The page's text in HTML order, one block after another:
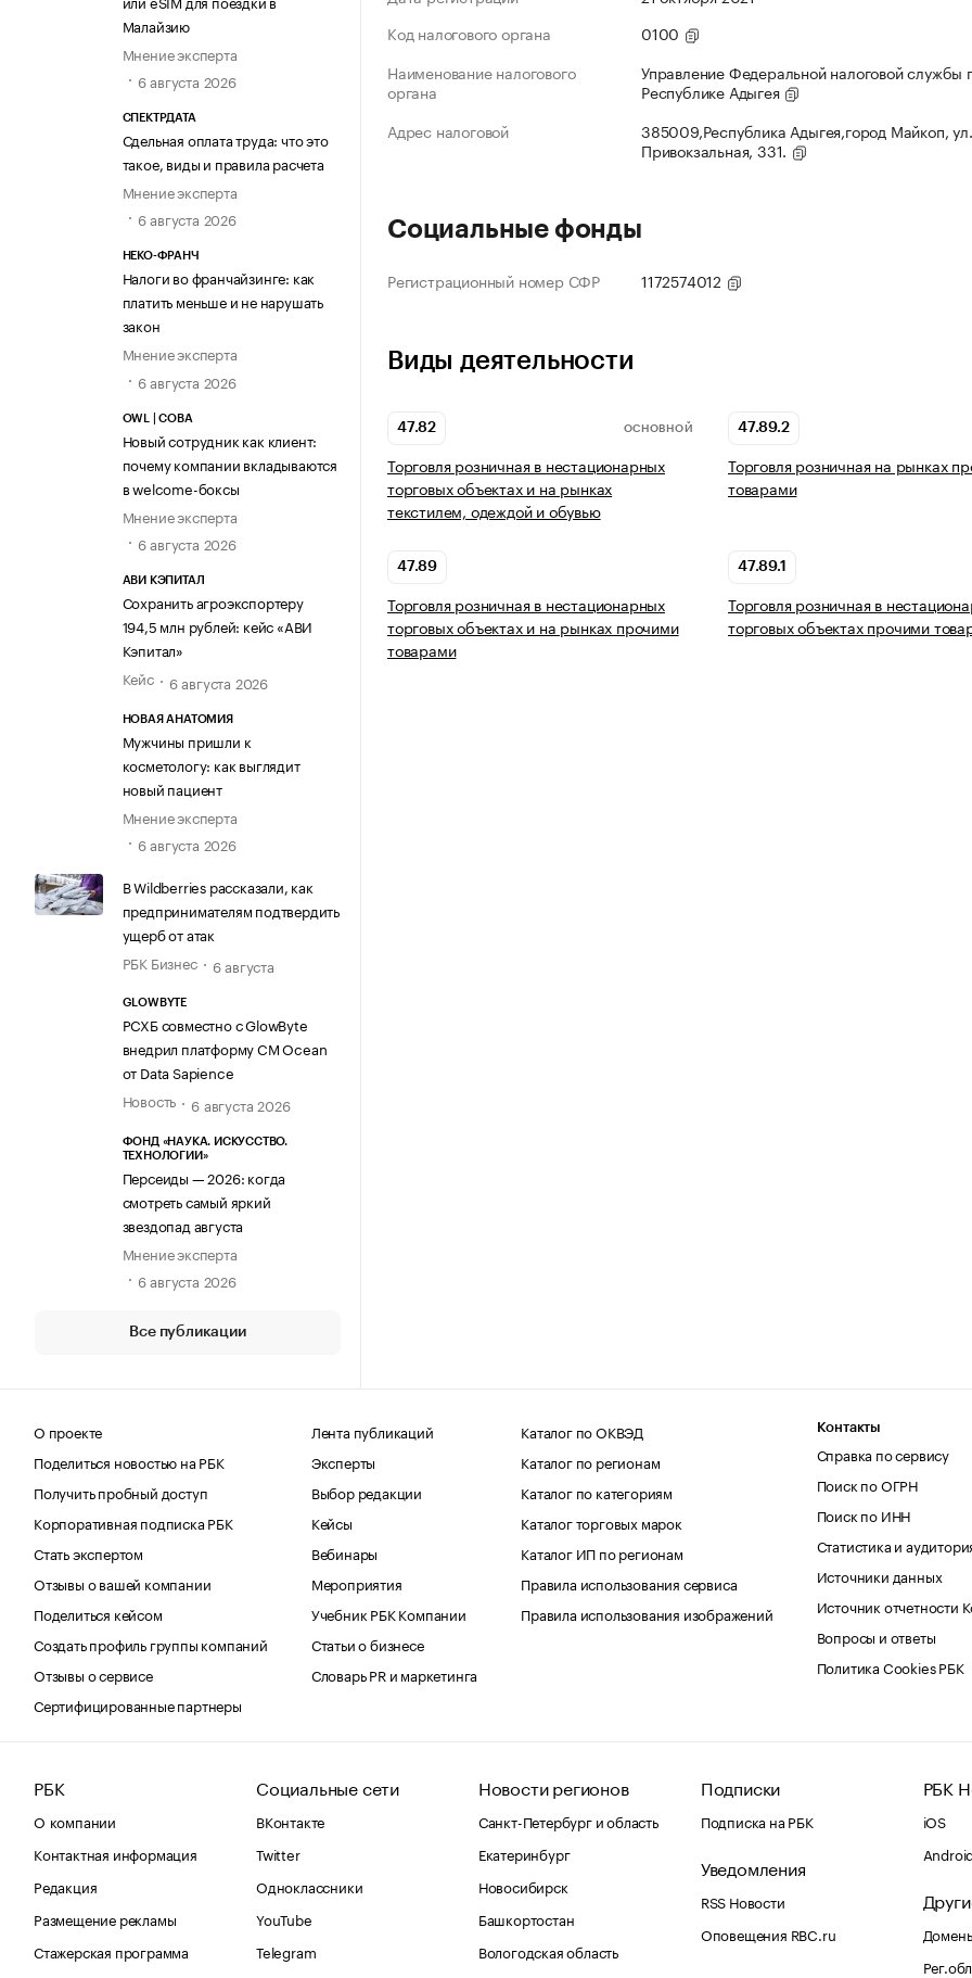
Малайзию
Мнение эксперта
6 августа 2026
СПЕКТРДАТА
Сдельная оплата труда: что это
такое, виды и правила расчета
Мнение эксперта
6 августа 2026
НЕКО-ФРАНЧ
Налоги во франчайзинге: как
платить меньше и не нарушать
закон
Мнение эксперта
6 августа 2026
OWL | СОВА
Новый сотрудник как клиент:
почему компании вкладываются
в welcome-боксы
Мнение эксперта
6 августа 2026
АВИ КЭПИТАЛ
Сохранить агроэкспортеру
194,5 млн рублей: кейс «АВИ
Кэпитал»
Кейс
6 августа 2026
НОВАЯ АНАТОМИЯ
Мужчины пришли к
косметологу: как выглядит
новый пациент
Мнение эксперта
6 августа 2026
В Wildberries рассказали, как
предпринимателям подтвердить
ущерб от атак
РБК Бизнес
6 августа
GLOWBYTE
РСХБ совместно с GlowByte
внедрил платформу CM Ocean
от Data Sapience
Новость
6 августа 2026
ФОНД «НАУКА. ИСКУССТВО.
ТЕХНОЛОГИИ»
Персеиды — 2026: когда
смотреть самый яркий
звездопад августа
Мнение эксперта
6 августа 2026
Все публикации
Код налогового органа
0100
Наименование налогового
органа
Управление Федеральной налоговой службы
Республике Адыгея
Адрес налоговой
385009,Республика Адыгея,город Майкоп, ул.
Привокзальная, 331.
Социальные фонды
Регистрационный номер СФР 1172574012
Виды деятельности
47.82 ОСНОВНОЙ
Торговля розничная в нестационарных
торговых объектах и на рынках
текстилем, одеждой и обувью
47.89.2
Торговля розничная на рынках
товарами
47.89
Торговля розничная в нестационарных
торговых объектах и на рынках прочими
товарами
47.89.1
Торговля розничная в
торговых объектах прочими
О проекте
Поделиться новостью на РБК
Получить пробный доступ
Корпоративная подписка РБК
Стать экспертом
Отзывы о вашей компании
Поделиться кейсом
Создать профиль группы компаний
Отзывы о сервисе
Сертифицированные партнеры
Лента публикаций
Эксперты
Выбор редакции
Кейсы
Вебинары
Мероприятия
Учебник РБК Компании
Статьи о бизнесе
Словарь PR и маркетинга
Каталог по ОКВЭД
Каталог по регионам
Каталог по категориям
Каталог торговых марок
Каталог ИП по регионам
Правила использования сервиса
Правила использования изображений
Контакты
Справка по сервису
Поиск по ОГРН
Поиск по ИНН
Статистика и
Источники данных
Источник отчетности
Вопросы и ответы
Политика Cookies РБК
РБК
О компании
Контактная информация
Редакция
Размещение рекламы
Стажерская программа
Социальные сети
ВКонтакте
Twitter
Одноклассники
YouTube
Telegram
Новости регионов
Санкт-Петербург и область
Екатеринбург
Новосибирск
Башкортостан
Вологодская область
Подписки
Подписка на РБК
Уведомления
RSS Новости
Оповещения RBC.ru
РБК
iOS